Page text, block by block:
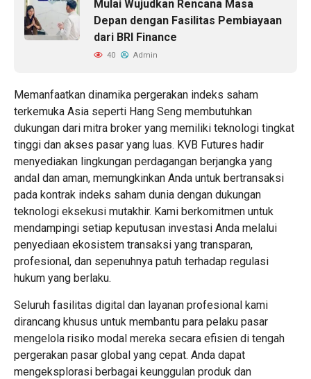
Mulai Wujudkan Rencana Masa
Depan dengan Fasilitas Pembiayaan
dari BRI Finance
40 Admin
Memanfaatkan dinamika pergerakan indeks saham
terkemuka Asia seperti Hang Seng membutuhkan
dukungan dari mitra broker yang memiliki teknologi tingkat
tinggi dan akses pasar yang luas. KVB Futures hadir
menyediakan lingkungan perdagangan berjangka yang
andal dan aman, memungkinkan Anda untuk bertransaksi
pada kontrak indeks saham dunia dengan dukungan
teknologi eksekusi mutakhir. Kami berkomitmen untuk
mendampingi setiap keputusan investasi Anda melalui
penyediaan ekosistem transaksi yang transparan,
profesional, dan sepenuhnya patuh terhadap regulasi
hukum yang berlaku.
Seluruh fasilitas digital dan layanan profesional kami
dirancang khusus untuk membantu para pelaku pasar
mengelola risiko modal mereka secara efisien di tengah
pergerakan pasar global yang cepat. Anda dapat
mengeksplorasi berbagai keunggulan produk dan